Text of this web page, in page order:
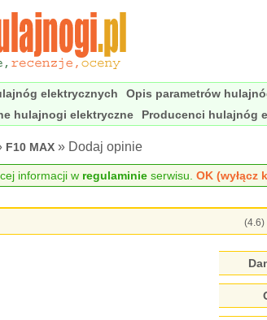
elektrycznych Opis parametrów
hulajnogi elektryczne Producenci hulajnóg
F10 MAX » Dodaj opinie
informacji w regulaminieserwisu. OK (wyłącz
(4.6)